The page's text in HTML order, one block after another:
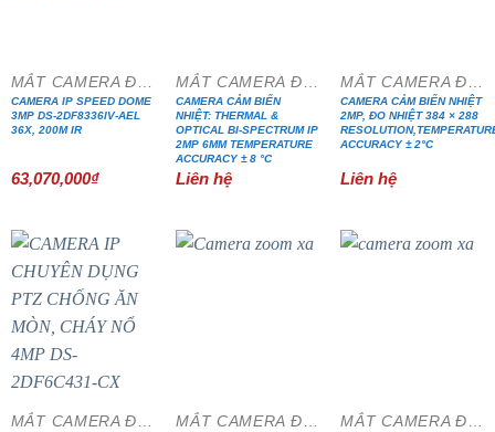
CAMERA IP SPEED DOME
3MP DS-2DF8336IV-AEL
36X, 200M IR
63,070,000₫
CAMERA CẢM BIẾN
NHIỆT: THERMAL &
OPTICAL BI-SPECTRUM IP
2MP 6MM TEMPERATURE
ACCURACY ± 8 °C
Liên hệ
CAMERA CẢM BIẾN NHIỆT
2MP, ĐO NHIỆT 384 × 288
ACCURACY ± 2°C
Liên hệ
MẮT CAMERA ĐẶC CHỦNG MẮT CAMERA ĐẶC CHỦNG MẮT CAMERA ĐẶC CHỦNG